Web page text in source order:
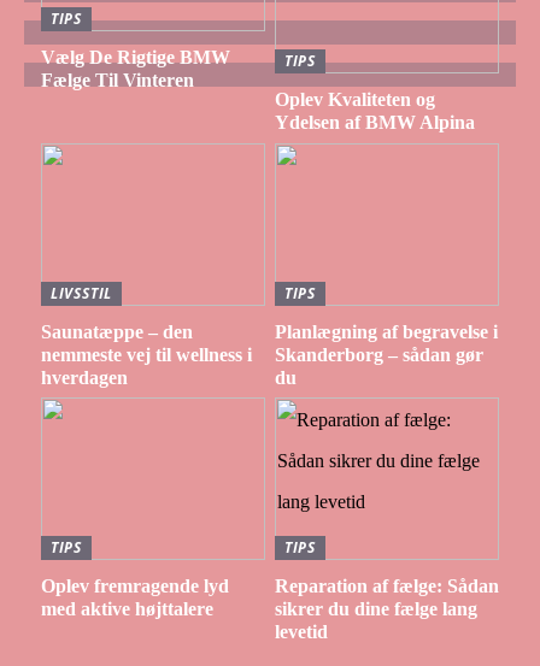
TIPS
Vælg De Rigtige BMW
Fælge Til Vinteren
TIPS
Oplev Kvaliteten og
Ydelsen af BMW Alpina
LIVSSTIL
Saunatæppe – den
nemmeste vej til wellness i
hverdagen
TIPS
Planlægning af begravelse i
Skanderborg – sådan gør
du
TIPS
Oplev fremragende lyd
med aktive højttalere
TIPS
Reparation af fælge: Sådan
sikrer du dine fælge lang
levetid